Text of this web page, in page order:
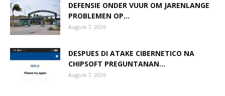
DEFENSIE ONDER VUUR OM JARENLANGE
PROBLEMEN OP...
August 7, 2026
DESPUES DI ATAKE CIBERNETICO NA
CHIPSOFT PREGUNTANAN...
August 7, 2026